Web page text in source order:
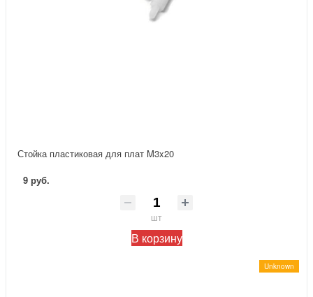
Стойка пластиковая для плат M3x20
9 руб.
шт
В корзину
Unknown